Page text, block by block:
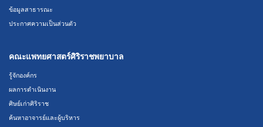
ข้อมูลสาธารณะ
ประกาศความเป็นส่วนตัว
คณะแพทยศาสตร์ศิริราชพยาบาล
รู้จักองค์กร
ผลการดำเนินงาน
ศิษย์เก่าศิริราช
ค้นหาอาจารย์และผู้บริหาร